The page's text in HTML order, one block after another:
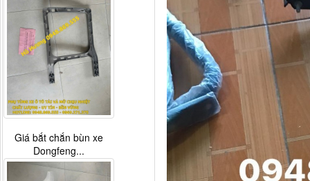
Giá bắt chắn bùn xe
Dongfeng...